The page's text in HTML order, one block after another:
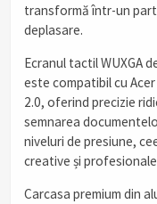
transformă într-un
deplasare.
Ecranul tactil WUXGA
este compatibil cu
2.0, oferind precizie
semnarea
niveluri de presiune,
creative și
Carcasa premium din